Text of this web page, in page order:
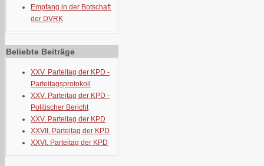
Empfang in der Botschaft
der DVRK
Beliebte Beiträge
XXV. Parteitag der KPD -
Parteitagsprotokoll
XXV. Parteitag der KPD -
Politischer Bericht
XXV. Parteitag der KPD
XXVII. Parteitag der KPD
XXVI. Parteitag der KPD